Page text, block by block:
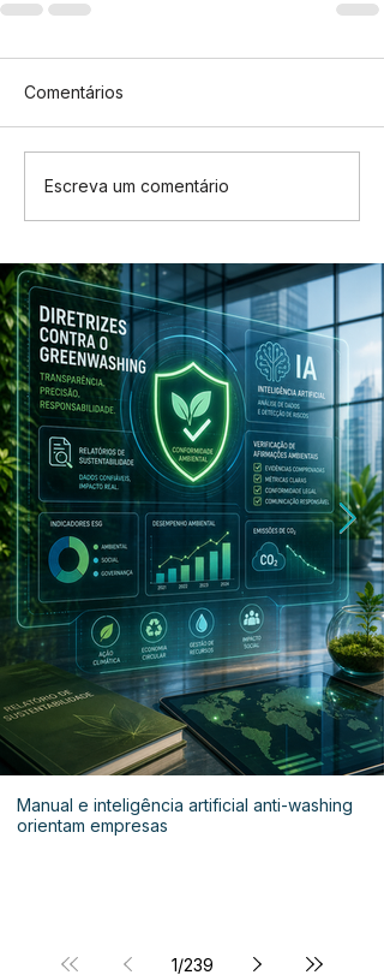
Comentários
Escreva um comentário
Manual e inteligência artificial anti-washing
orientam empresas
1/239